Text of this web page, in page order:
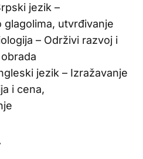
jezik –
glagolima, utvrđivanje
– Održivi razvoj i
jezik – Izražavanje
i cena,